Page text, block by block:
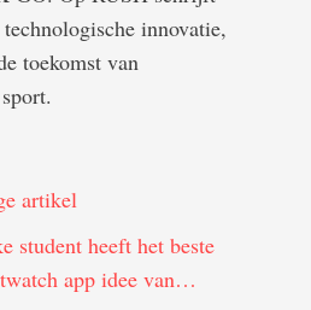
innovatie,
toekomst van
artikel
student heeft het beste
app idee van